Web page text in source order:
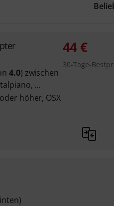
4.0) zwischen
...
höher, OSX
44 €
30-Tage-